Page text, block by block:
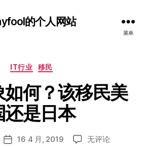
的个人网站
菜单
分
IT行业 移民
如何？该移民美
还是日本
发 16 4 月, 2019
日
无评论